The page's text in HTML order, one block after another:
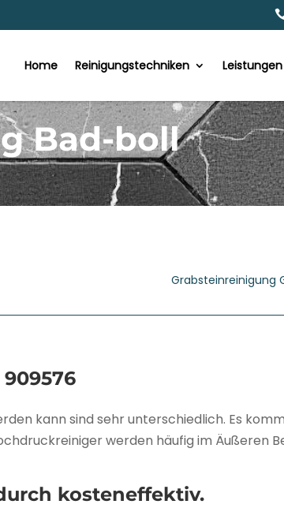
Home Reinigungstechniken Leistungen
Bad-boll
Grabsteinreinigung
909576
kann sind sehr unterschiedlich. Es
werden häufig im Äußeren
kosteneffektiv.